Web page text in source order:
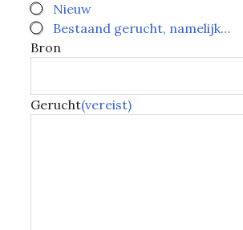
Nieuw
Bestaand gerucht, namelijk…
Bron
Gerucht(vereist)